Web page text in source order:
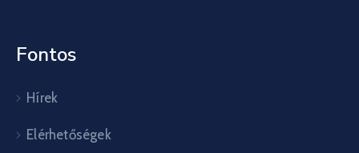
Fontos
Hírek
Elérhetőségek